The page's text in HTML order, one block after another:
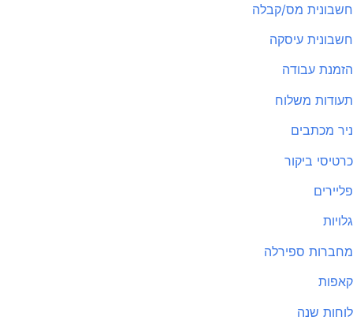
מס/קבלה
עיסקה
עבודה
משלוח
מכתבים
ביקור
ספירלה
שנה